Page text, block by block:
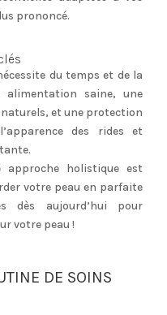
prononcé.
du temps et de la
alimentation saine, une
et une protection
des rides et
approche holistique est
votre peau en parfaite
dès aujourd’hui pour
votre peau !
DE SOINS